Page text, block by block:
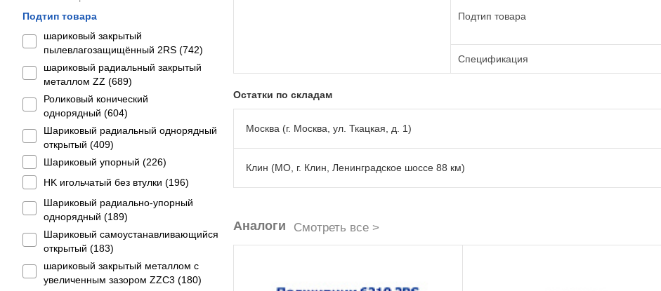
Подтип товара
шариковый закрытый
пылевлагозащищённый 2RS (742)
шариковый радиальный закрытый
металлом ZZ (689)
Роликовый конический
однорядный (604)
Шариковый радиальный однорядный
открытый (409)
Шариковый упорный (226)
HK игольчатый без втулки (196)
Шариковый радиально-упорный
однорядный (189)
Шариковый самоустанавливающийся
открытый (183)
шариковый закрытый металлом с
увеличенным зазором ZZC3 (180)
Подтип товара
Спецификация
Остатки по складам
Москва (г. Москва, ул. Ткацкая, д. 1)
Клин (МО, г. Клин, Ленинградское шоссе 88 км)
Аналоги Смотреть все >